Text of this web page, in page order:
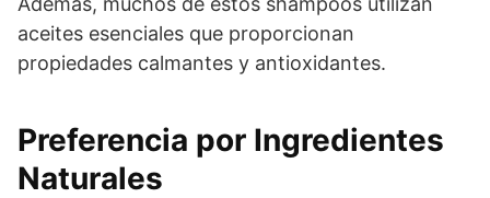
aceites esenciales que proporcionan
propiedades calmantes y antioxidantes.
Preferencia por Ingredientes
Naturales